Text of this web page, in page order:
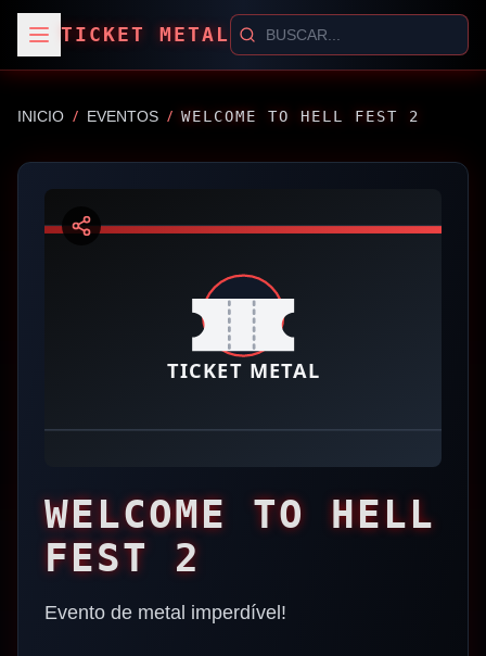
TICKET METAL
INICIO / EVENTOS / WELCOME TO HELL FEST 2
WELCOME TO HELL
FEST 2
Evento de metal imperdível!